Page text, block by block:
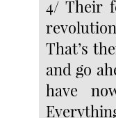
4/ Their
That’s
and go
have